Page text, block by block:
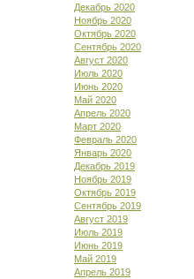
Декабрь 2020
Ноябрь 2020
Октябрь 2020
Сентябрь 2020
Август 2020
Июль 2020
Июнь 2020
Май 2020
Апрель 2020
Март 2020
Февраль 2020
Январь 2020
Декабрь 2019
Ноябрь 2019
Октябрь 2019
Сентябрь 2019
Август 2019
Июль 2019
Июнь 2019
Май 2019
Апрель 2019